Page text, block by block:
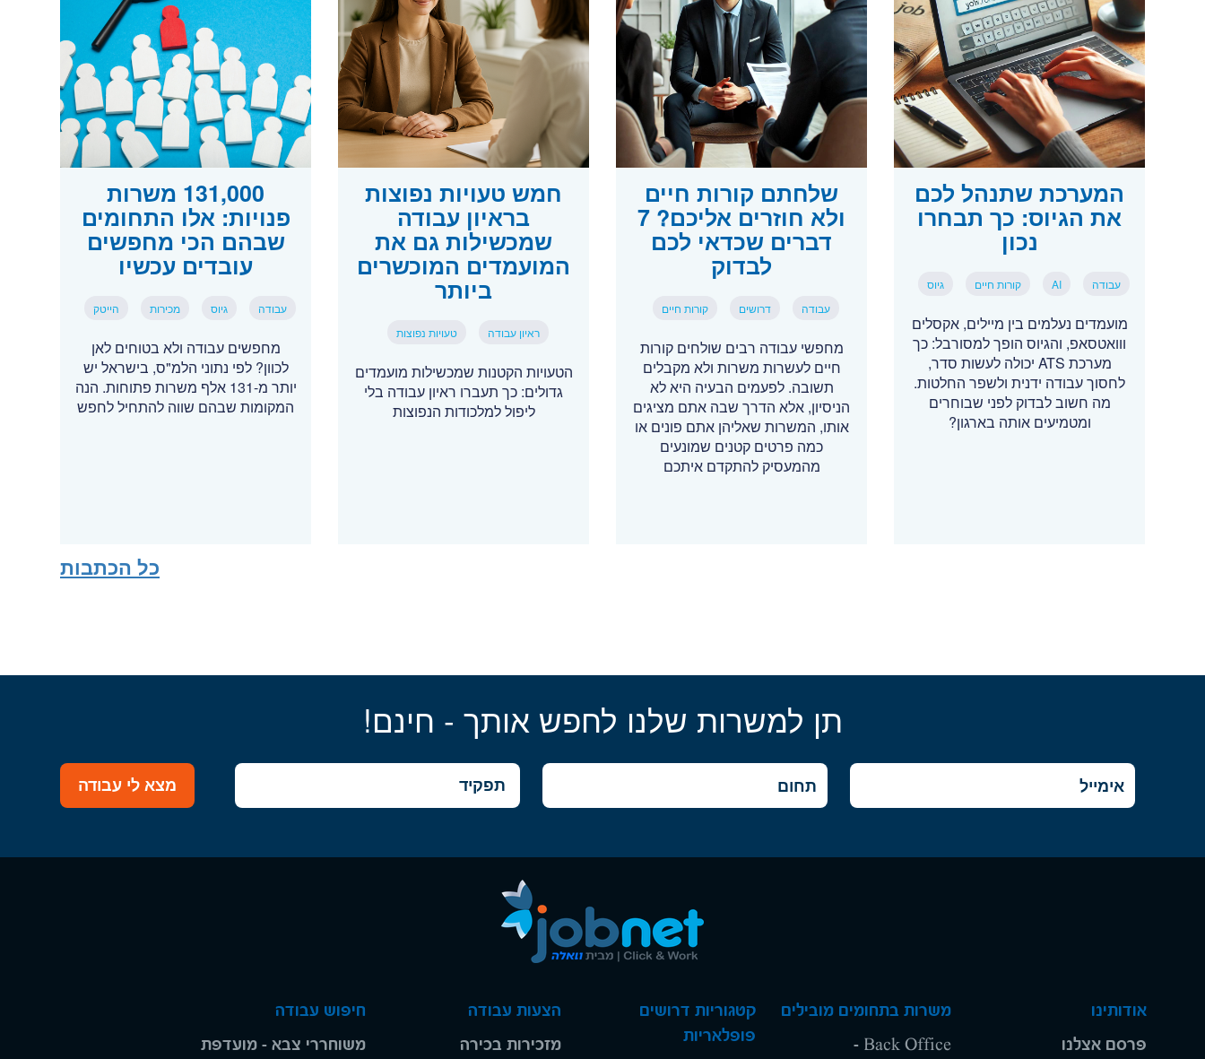
המערכת שתנהל לכם
את הגיוס: כך תבחרו
נכון
עבודה AI קורות חיים גיוס
מועמדים נעלמים בין מיילים, אקסלים
ווואטסאפ, והגיוס הופך למסורבל: כך
מערכת ATS יכולה לעשות סדר,
לחסוך עבודה ידנית ולשפר החלטות.
מה חשוב לבדוק לפני שבוחרים
ומטמיעים אותה בארגון?
שלחתם קורות חיים
ולא חוזרים אליכם? 7
דברים שכדאי לכם
לבדוק
עבודה דרושים קורות חיים
מחפשי עבודה רבים שולחים קורות
חיים לעשרות משרות ולא מקבלים
תשובה. לפעמים הבעיה היא לא
הניסיון, אלא הדרך שבה אתם מציגים
אותו, המשרות שאליהן אתם פונים או
כמה פרטים קטנים שמונעים
מהמעסיק להתקדם איתכם
חמש טעויות נפוצות
בראיון עבודה
שמכשילות גם את
המועמדים המוכשרים
ביותר
ראיון עבודה טעויות נפוצות
הטעויות הקטנות שמכשילות מועמדים
גדולים: כך תעברו ראיון עבודה בלי
ליפול למלכודות הנפוצות
131,000 משרות
פנויות: אלו התחומים
שבהם הכי מחפשים
עובדים עכשיו
עבודה גיוס מכירות הייטק
מחפשים עבודה ולא בטוחים לאן
לכוון? לפי נתוני הלמ"ס, בישראל יש
יותר מ-131 אלף משרות פתוחות. הנה
המקומות שבהם שווה להתחיל לחפש
כל הכתבות
תן למשרות שלנו לחפש אותך - חינם!
מצא לי עבודה
אודותינו
פרסם אצלנו
משרות בתחומים מובילים
Back Office -
קטגוריות דרושים
פופלאריות
הצעות עבודה
מזכירות בכירה
חיפוש עבודה
משוחררי צבא - מועדפת